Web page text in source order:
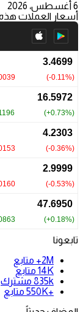
6 أغسطس، 2026
أسعار العملات
تابعونا
2M+
متابع
14K متابع
835k مشترك
+550K
متابع